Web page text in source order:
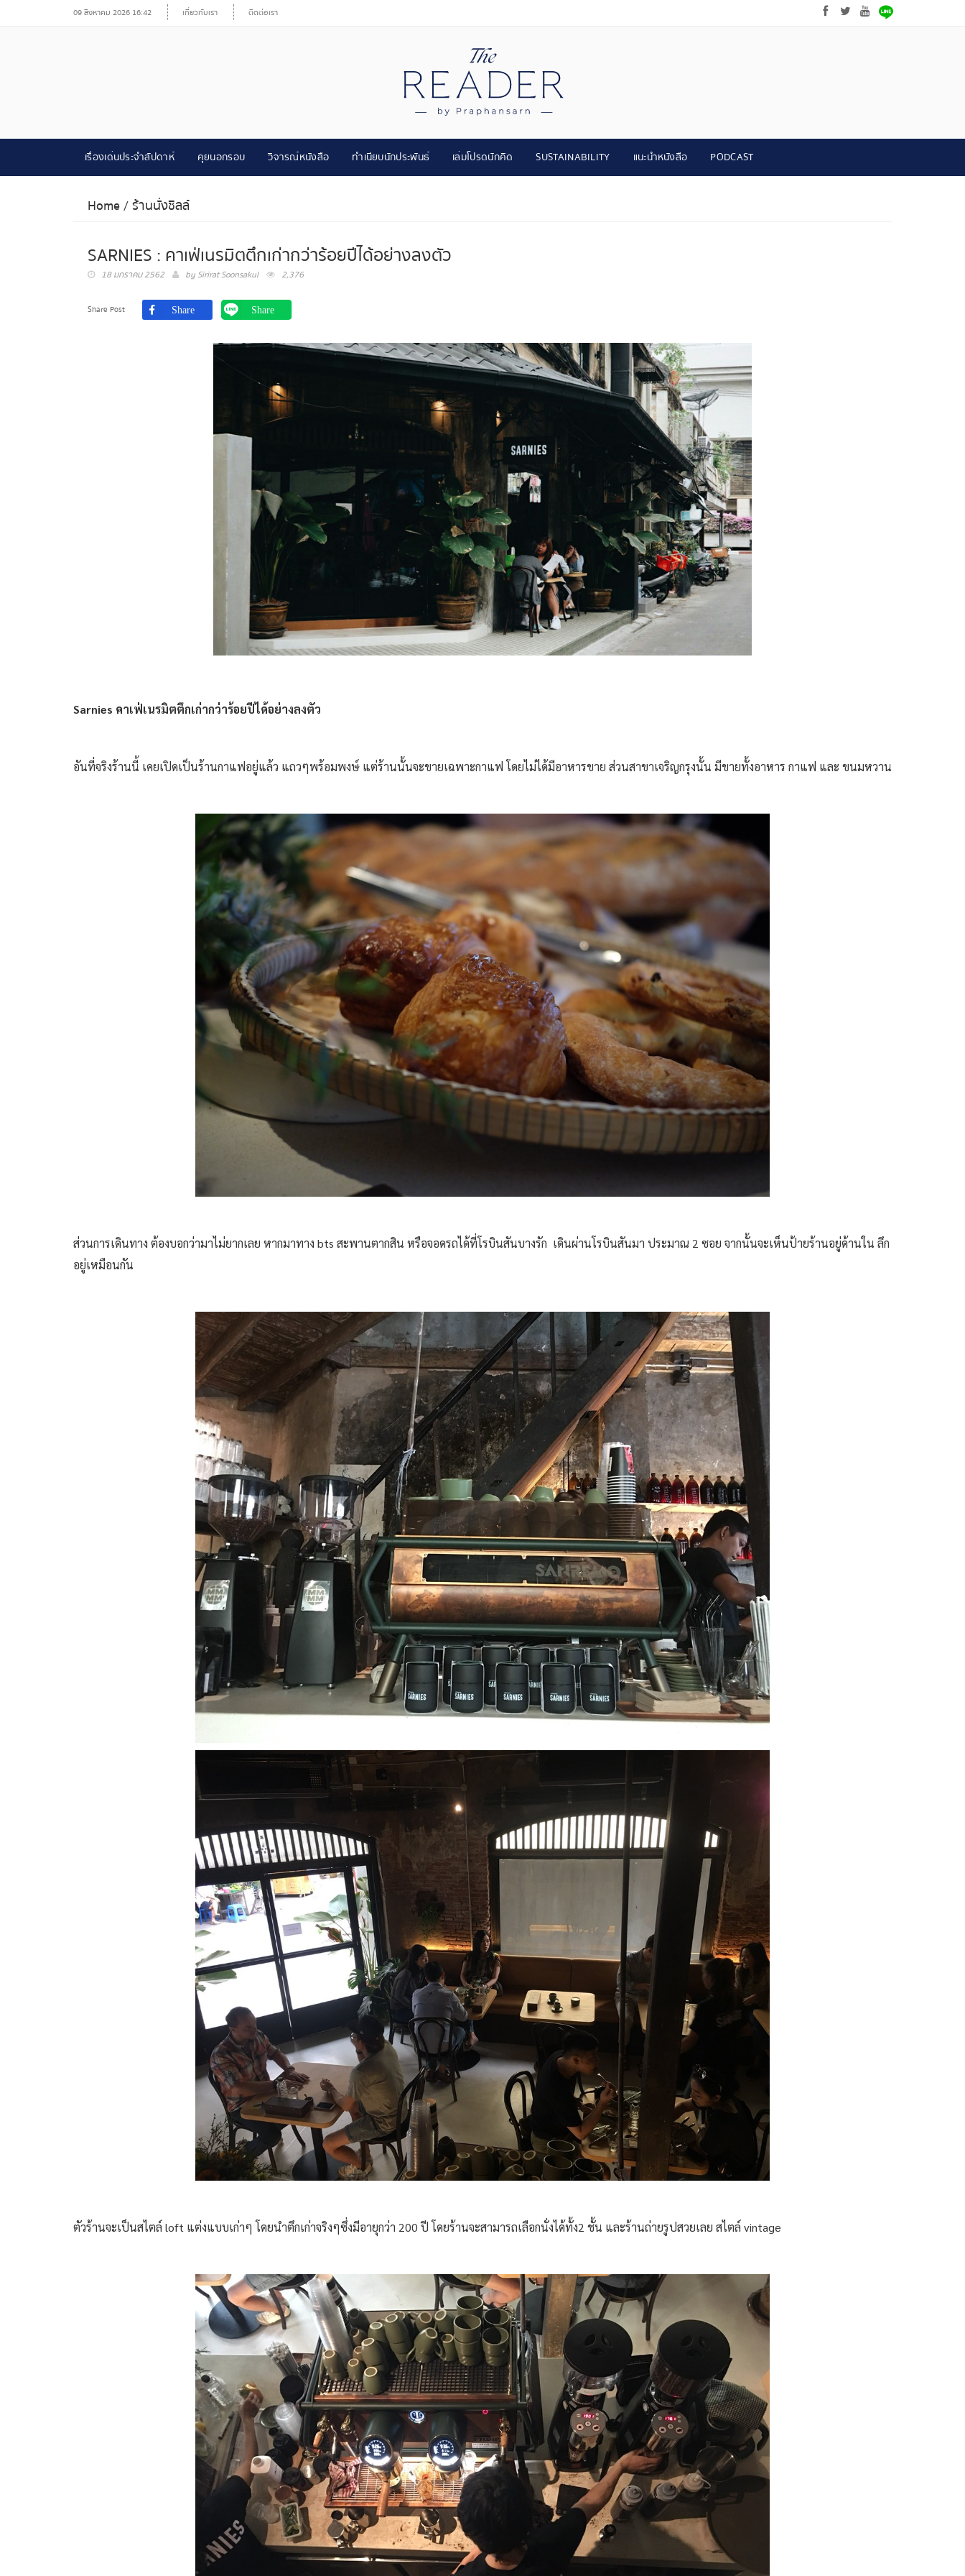
09 สิงหาคม 2026 16:42 เกี่ยวกับเรา ติดต่อเรา
เรื่องเด่นประจำสัปดาห์ คุยนอกรอบ วิจารณ์หนังสือ ทำเนียบนักประพันธ์ เล่มโปรดนักคิด SUSTAINABILITY แนะนำหนังสือ PODCAST
Home/ร้านนั่งชิลล์
SARNIES : คาเฟ่เนรมิตตึกเก่ากว่าร้อยปีได้อย่างลงตัว
18 มกราคม 2562 by Sirirat Soonsakul 2,376
Share Post
Sarnies คาเฟ่เนรมิตตึกเก่ากว่าร้อยปีได้อย่างลงตัว
อันที่จริงร้านนี้ เคยเปิดเป็นร้านกาแฟอยู่แล้ว แถวๆพร้อมพงษ์ แต่ร้านนั้นจะขายเฉพาะกาแฟ โดยไม่ได้มีอาหารขาย ส่วนสาขาเจริญกรุงนั้น มีขายทั้งอาหาร กาแฟ และ ขนมหวาน
ส่วนการเดินทาง ต้องบอกว่ามาไม่ยากเลย หากมาทาง bts สะพานตากสิน หรือจอดรถได้ที่โรบินสันบางรัก เดินผ่านโรบินสันมา ประมาณ 2 ซอย จากนั้นจะเห็นป้ายร้านอยู่ด้านใน ลึก
อยู่เหมือนกัน
ตัวร้านจะเป็นสไตล์ loft แต่งแบบเก่าๆ โดยนำตึกเก่าจริงๆซึ่งมีอายุกว่า 200 ปี โดยร้านจะสามารถเลือกนั่งได้ทั้ง2 ชั้น และร้านถ่ายรูปสวยเลย สไตล์ vintage